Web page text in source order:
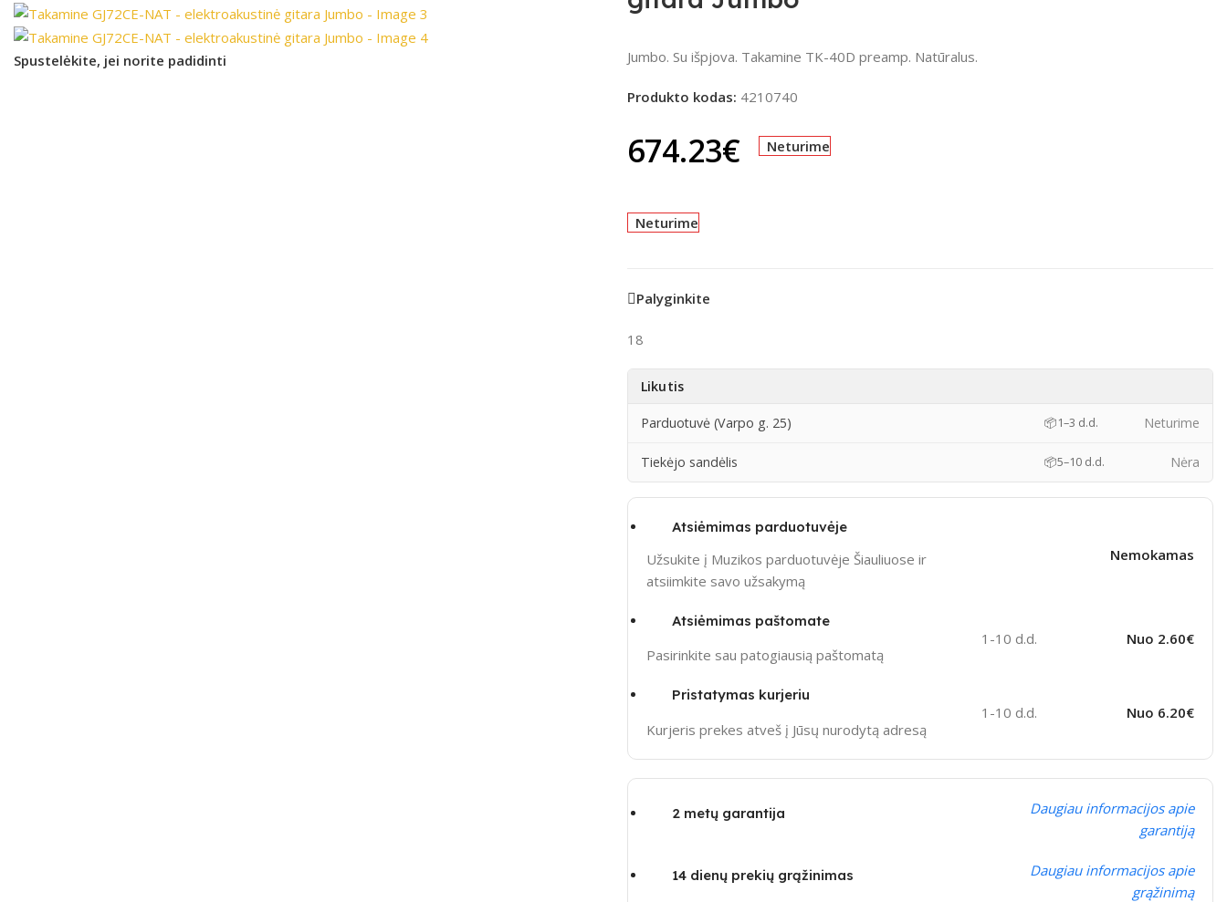
Spustelėkite, jei norite padidinti Jumbo. Su išpjova. Takamine TK-40D preamp. Natūralus.
Produkto kodas: 4210740
674.23€ Neturime
Neturime
Palyginkite
18
Likutis
Parduotuvė (Varpo g. 25) 📦1–3 d.d. Neturime
Tiekėjo sandėlis 📦5–10 d.d. Nėra
Atsiėmimas parduotuvėje
Užsukite į Muzikos parduotuvėje Šiauliuose ir
atsiimkite savo užsakymą
Nemokamas
Atsiėmimas paštomate
Pasirinkite sau patogiausią paštomatą
1-10 d.d. Nuo 2.60€
Pristatymas kurjeriu
Kurjeris prekes atveš į Jūsų nurodytą adresą
1-10 d.d. Nuo 6.20€
2 metų garantija
Daugiau informacijos apie
garantiją
14 dienų prekių grąžinimas
Daugiau informacijos apie
grąžinimą